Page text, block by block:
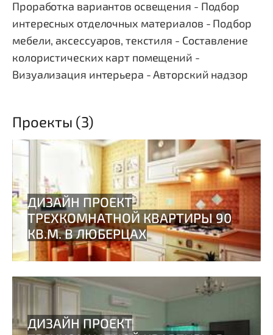
Проработка вариантов освещения - Подбор
интересных отделочных материалов - Подбор
мебели, аксессуаров, текстиля - Составление
колористических карт помещений -
Визуализация интерьера - Авторский надзор
Проекты (3)